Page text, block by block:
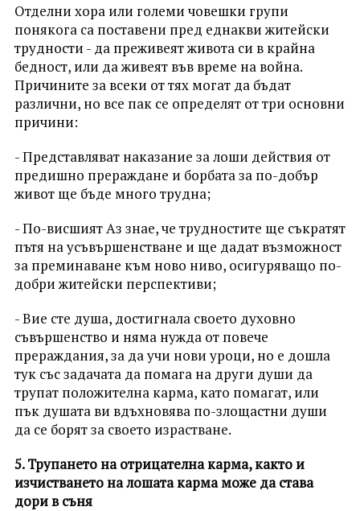
Отделни хора или големи човешки групи
понякога са поставени пред еднакви житейски
трудности - да преживеят живота си в крайна
бедност, или да живеят във време на война.
Причините за всеки от тях могат да бъдат
различни, но все пак се определят от три основни
причини:
- Представляват наказание за лоши действия от
предишно прераждане и борбата за по-добър
живот ще бъде много трудна;
- По-висшият Аз знае, че трудностите ще съкратят
пътя на усъвършенстване и ще дадат възможност
за преминаване към ново ниво, осигуряващо по-
добри житейски перспективи;
- Вие сте душа, достигнала своето духовно
съвършенство и няма нужда от повече
прераждания, за да учи нови уроци, но е дошла
тук със задачата да помага на други души да
трупат положителна карма, като помагат, или
пък душата ви вдъхновява по-злощастни души
да се борят за своето израстване.
5. Трупането на отрицателна карма, както и
изчистването на лошата карма може да става
дори в съня